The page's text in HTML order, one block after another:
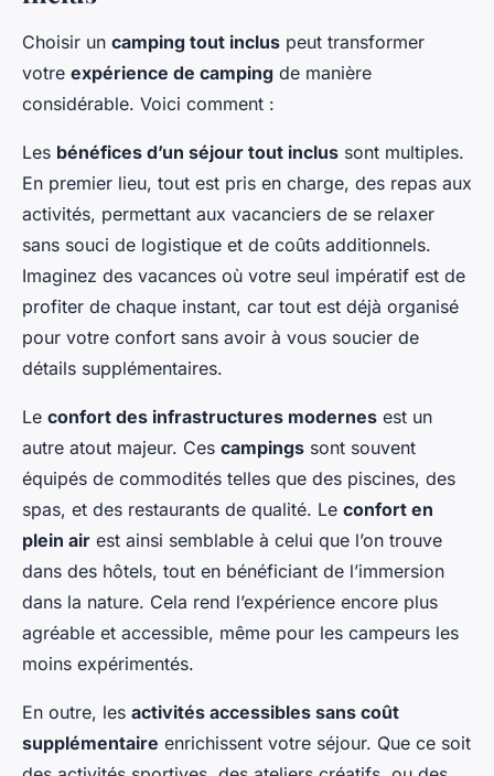
Yanis•25 février 2025 •7 min de lecture
Choisir un camping tout inclus peut transformer
votre expérience de camping de manière
considérable. Voici comment :
Les bénéfices d’un séjour tout inclus sont multiples.
En premier lieu, tout est pris en charge, des repas aux
activités, permettant aux vacanciers de se relaxer
sans souci de logistique et de coûts additionnels.
Imaginez des vacances où votre seul impératif est de
profiter de chaque instant, car tout est déjà organisé
pour votre confort sans avoir à vous soucier de
détails supplémentaires.
Le confort des infrastructures modernes est un
autre atout majeur. Ces campings sont souvent
équipés de commodités telles que des piscines, des
spas, et des restaurants de qualité. Le confort en
plein air est ainsi semblable à celui que l’on trouve
dans des hôtels, tout en bénéficiant de l’immersion
dans la nature. Cela rend l’expérience encore plus
agréable et accessible, même pour les campeurs les
moins expérimentés.
En outre, les activités accessibles sans coût
supplémentaire enrichissent votre séjour. Que ce soit